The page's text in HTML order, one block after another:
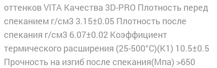
оттенков VITA Качества 3D-PRO Плотность перед
спеканием г/см3 3.15±0.05 Плотность после
спекания г/см3 6.07±0.02 Коэффициент
термического расширения (25-500°С)(К1) 10.5±0.5
Прочность на изгиб после спекания(Мпа) >650